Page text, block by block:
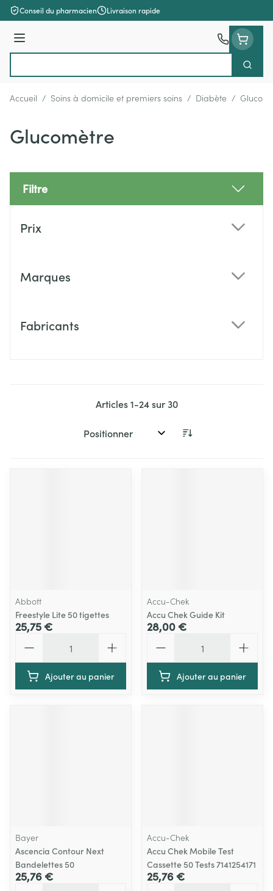
Aller au contenu
Conseil du pharmacien Livraison rapide
Menu
Accueil / Soins à domicile et premiers soins / Diabète /
Glucomètre
Filtre
Prix
Marques
Fabricants
Articles1-24sur30
Trier par:
Abbott
Freestyle Lite 50 tigettes
25,75 €
Ajouter au panier
Accu-Chek
Accu Chek Guide Kit
28,00 €
Ajouter au panier
Bayer
Ascencia Contour Next
Bandelettes 50
25,76 €
Accu-Chek
Accu Chek Mobile Test
Cassette 50 Tests 7141254171
25,76 €